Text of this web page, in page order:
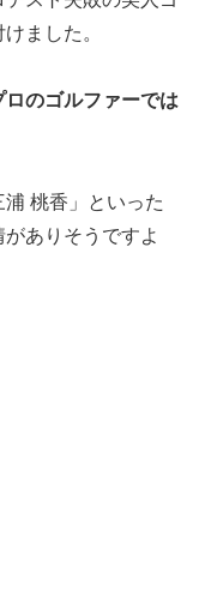
ました。
のゴルファーでは
桃香」といった
ありそうですよ